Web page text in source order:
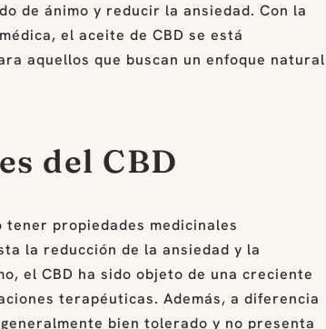
de ánimo y reducir la ansiedad. Con la
el aceite de CBD se está
aquellos que buscan un enfoque natural
del CBD
tener propiedades medicinales
la reducción de la ansiedad y la
el CBD ha sido objeto de una creciente
terapéuticas. Además, a diferencia
bien tolerado y no presenta